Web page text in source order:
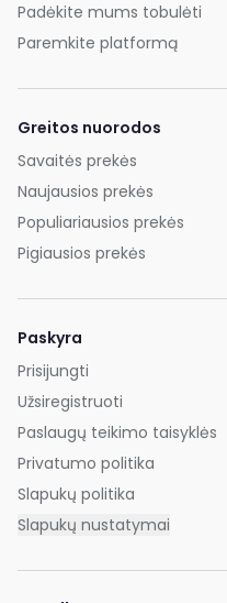
Padėkite mums tobulėti
Paremkite platformą
Greitos nuorodos
Savaitės prekės
Naujausios prekės
Populiariausios prekės
Pigiausios prekės
Paskyra
Prisijungti
Užsiregistruoti
Paslaugų teikimo taisyklės
Privatumo politika
Slapukų politika
Slapukų nustatymai